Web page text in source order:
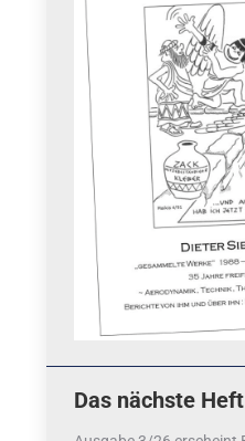
Das nächste Heft
Instagram